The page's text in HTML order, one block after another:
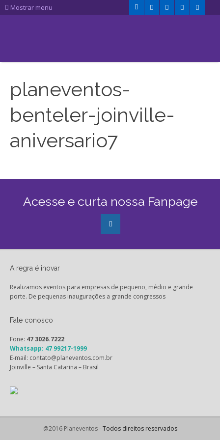
Mostrar menu
planeventos-
benteler-joinville-
aniversario7
Acesse e curta nossa Fanpage
A regra é inovar
Realizamos eventos para empresas de pequeno, médio e grande
porte. De pequenas inaugurações a grande congressos
Fale conosco
Fone: 47 3026.7222
Whatsapp: 47 99217-1999
E-mail: contato@planeventos.com.br
Joinville – Santa Catarina – Brasil
@2016 Planeventos -Todos direitos reservados